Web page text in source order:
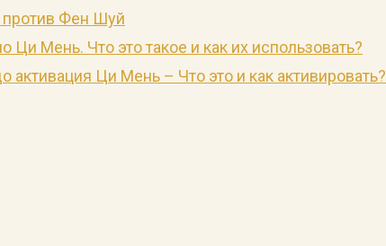
Фен Шуй
Ци Мень. Что это такое и как их использовать?
активация Ци Мень – Что это и как активировать?